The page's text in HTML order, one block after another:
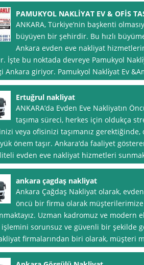
PAMUKYOL NAKLİYAT EV & OFİS
ANKARA, Türkiye’nin başkenti
büyüyen bir şehirdir. Bu hızlı
Ankara evden eve nakliyat
İşte bu noktada devreye Pamukyol
Ankara giriyor. Pamukyol Nakli̇yat Ev
Ertuğrul nakliyat
ANKARA’da Evden Eve Nakliyatın
taşıma süreci, herkes için oldukça
veya ofisinizi taşımanız gerektiğinde,
önem taşır. Ankara‘da faaliyet
evden eve nakliyat hizmetleri
ankara çagdaş nakliyat
Ankara Çağdaş Nakliyat olarak,
öncü bir firma olarak
Uzman kadromuz ve modern
işlemini sorunsuz ve güvenli bir şekilde
firmalarından biri olarak, müşteri